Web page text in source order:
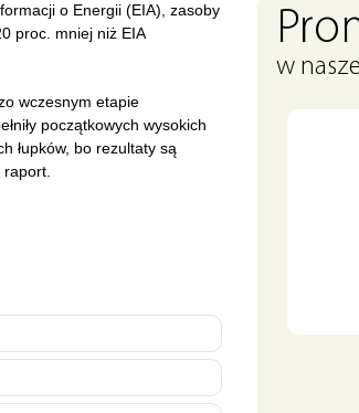
o Energii (EIA), zasoby
proc. mniej niż EIA
wczesnym etapie
początkowych wysokich
łupków, bo rezultaty są
w